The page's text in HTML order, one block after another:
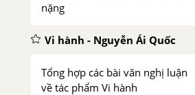
nặng
Vi hành - Nguyễn Ái Quốc
Tổng hợp các bài văn nghị luận
về tác phẩm Vi hành